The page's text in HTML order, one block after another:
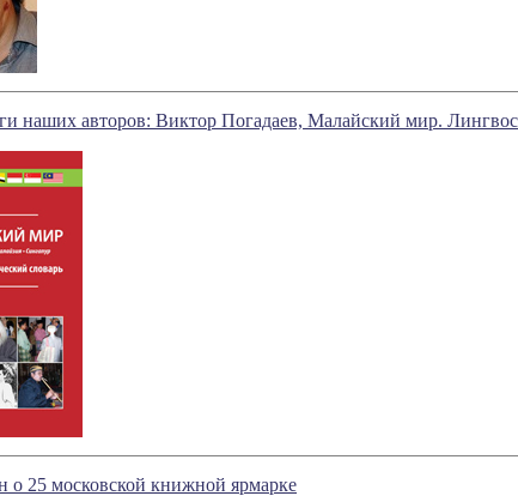
наших авторов: Виктор Погадаев, Малайский мир.
о 25 московской книжной ярмарке